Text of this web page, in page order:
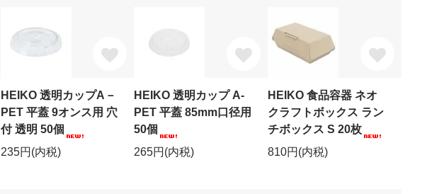
HEIKO 透明カップA－
PET 平蓋 9オンス用 穴
付 透明 50個
235円(内税)
HEIKO 透明カップ A-
PET 平蓋 85mm口径用
50個
265円(内税)
HEIKO 食品容器 ネオ
クラフトボックス ラン
チボックス S 20枚
810円(内税)